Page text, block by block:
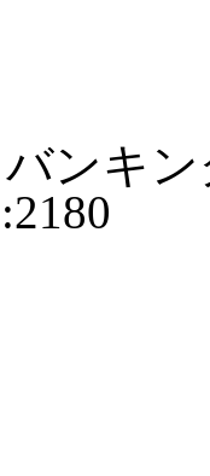
ンキ